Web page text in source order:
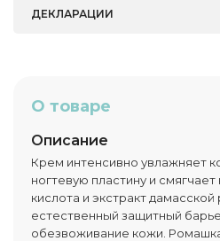
ДЕКЛАРАЦИИ
О товаре
Описание
Крем интенсивно увлажняет
ногтевую пластину и смягчает
кислота и экстракт
естественный защитный
обезвоживание кожи.